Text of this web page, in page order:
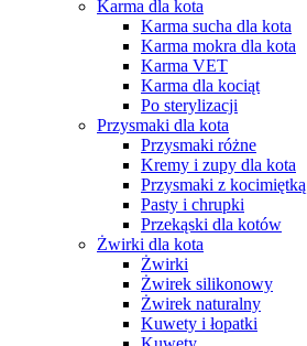
Karma dla kota
Karma sucha dla kota
Karma mokra dla kota
Karma VET
Karma dla kociąt
Po sterylizacji
Przysmaki dla kota
Przysmaki różne
Kremy i zupy dla kota
Przysmaki z kocimiętką
Pasty i chrupki
Przekąski dla kotów
Żwirki dla kota
Żwirki
Żwirek silikonowy
Żwirek naturalny
Kuwety i łopatki